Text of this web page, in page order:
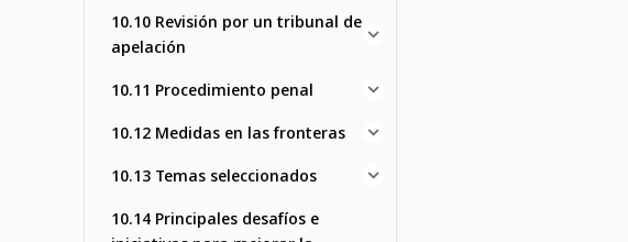
10.10 Revisión por un tribunal de
apelación
10.11 Procedimiento penal
10.12 Medidas en las fronteras
10.13 Temas seleccionados
10.14 Principales desafíos e